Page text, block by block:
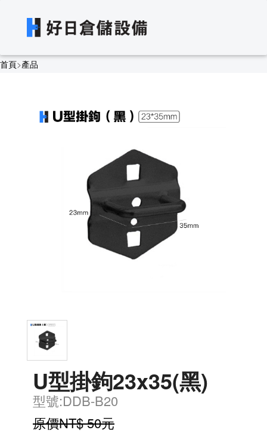
首頁>產品
U型掛鉤23x35(黑)
型號:DDB-B20
原價NT$ 50元